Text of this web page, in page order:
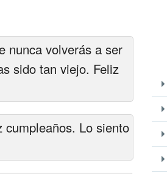
nunca volverás a ser
sido tan viejo. Feliz
cumpleaños. Lo siento